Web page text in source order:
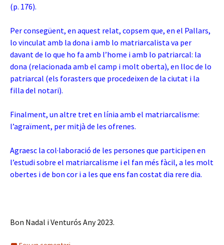
(p. 176).
Per consegüent, en aquest relat, copsem que, en el Pallars,
lo vinculat amb la dona i amb lo matriarcalista va per
davant de lo que ho fa amb l’home i amb lo patriarcal: la
dona (relacionada amb el camp i molt oberta), en lloc de lo
patriarcal (els forasters que procedeixen de la ciutat i la
filla del notari).
Finalment, un altre tret en línia amb el matriarcalisme:
l’agraïment, per mitjà de les ofrenes.
Agraesc la col·laboració de les persones que participen en
l’estudi sobre el matriarcalisme i el fan més fàcil, a les molt
obertes i de bon cor i a les que ens fan costat dia rere dia.
Bon Nadal i Venturós Any 2023.